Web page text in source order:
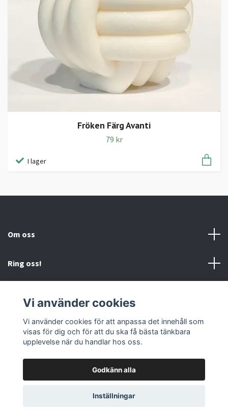
Fröken Färg Avanti
79 kr
I lager
Om oss
Ring oss!
Sociala medier
© 2026 Söta Fröken Färg AB
Vi använder cookies
Vi använder cookies för att anpassa det innehåll som
visas för dig och för att du ska få bästa tänkbara
upplevelse när du handlar hos oss.
Godkänn alla
Inställningar